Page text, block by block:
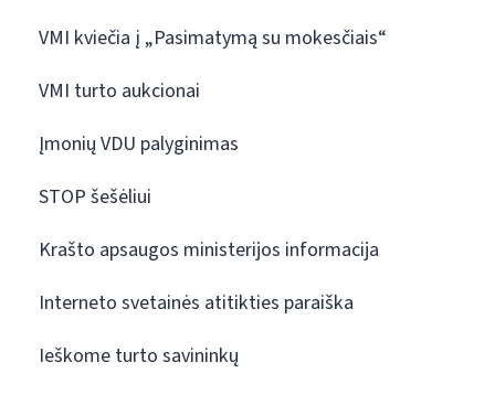
VMI kviečia į „Pasimatymą su mokesčiais“
VMI turto aukcionai
Įmonių VDU palyginimas
STOP šešėliui
Krašto apsaugos ministerijos informacija
Interneto svetainės atitikties paraiška
Ieškome turto savininkų